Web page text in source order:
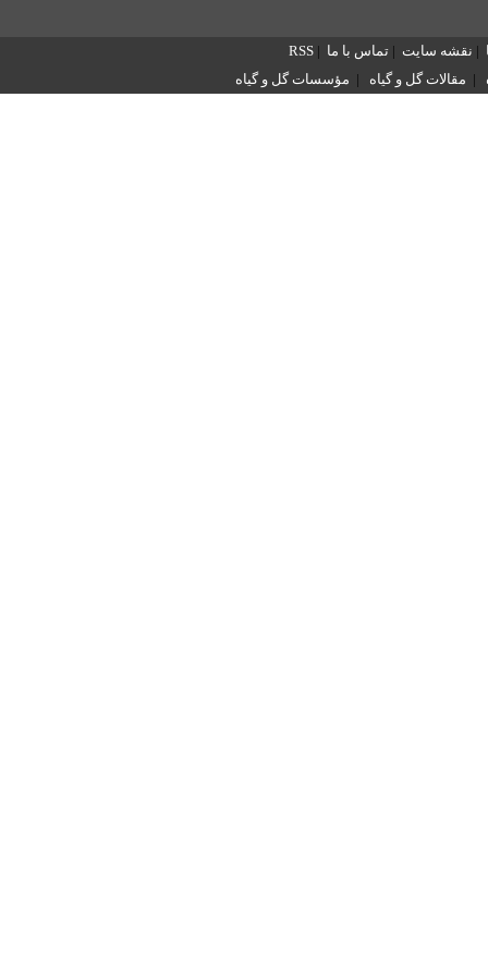
| نقشه سایت | تماس با ما |
RSS
| مقالات گل و گیاه | مؤسسات گل و گیاه